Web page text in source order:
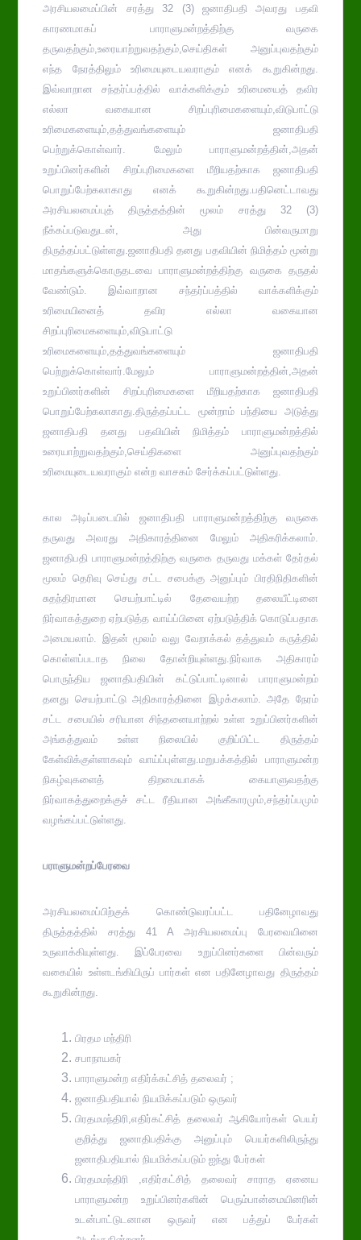
அரசியலமைப்பின் சரத்து 32 (3) ஜனாதிபதி அவரது பதவி
காரணமாகப் பாராளுமன்றத்திற்கு வருகை
தருவதற்கும்,உரையாற்றுவதற்கும்,செய்திகள் அனுப்புவதற்கும்
எந்த நேரத்திலும் உரிமையுடையவராகும் எனக் கூறுகின்றது.
இவ்வாறான சந்தர்ப்பத்தில் வாக்களிக்கும் உரிமையைத் தவிர
எல்லா வகையான சிறப்புரிமைகளையும்,விடுபாட்டு
உரிமைகளையும்,தத்துவங்களையும் ஜனாதிபதி
பெற்றுக்கொள்வார். மேலும் பாராளுமன்றத்தின்,அதன்
உறுப்பினர்களின் சிறப்புரிமைகளை மீறியதற்காக ஜனாதிபதி
பொறுப்பேற்கலாகாது எனக் கூறுகின்றது.பதினெட்டாவது
அரசியலமைப்புத் திருத்தத்தின் மூலம் சரத்து 32 (3)
நீக்கப்படுவதுடன், அது பின்வருமாறு
திருத்தப்பட்டுள்ளது.ஜனாதிபதி தனது பதவியின் நிமித்தம் மூன்று
மாதங்களுக்கொருதடவை பாராளுமன்றத்திற்கு வருகை தருதல்
வேண்டும். இவ்வாறான சந்தர்ப்பத்தில் வாக்களிக்கும்
உரிமையினைத் தவிர எல்லா வகையான
சிறப்புரிமைகளையும்,விடுபாட்டு
உரிமைகளையும்,தத்துவங்களையும் ஜனாதிபதி
பெற்றுக்கொள்வார்.மேலும் பாராளுமன்றத்தின்,அதன்
உறுப்பினர்களின் சிறப்புரிமைகளை மீறியதற்காக ஜனாதிபதி
பொறுப்பேற்கலாகாது.திருத்தப்பட்ட மூன்றாம் பந்தியை அடுத்து
ஜனாதிபதி தனது பதவியின் நிமித்தம் பாராளுமன்றத்தில்
உரையாற்றுவதற்கும்,செய்திகளை அனுப்புவதற்கும்
உரிமையுடையவராகும் என்ற வாசகம் சேர்க்கப்பட்டுள்ளது.
கால அடிப்படையில் ஜனாதிபதி பாராளுமன்றத்திற்கு வருகை
தருவது அவரது அதிகாரத்தினை மேலும் அதிகரிக்கலாம்.
ஜனாதிபதி பாராளுமன்றத்திற்கு வருகை தருவது மக்கள் தேர்தல்
மூலம் தெரிவு செய்து சட்ட சபைக்கு அனுப்பும் பிரதிநிதிகளின்
சுதந்திரமான செயற்பாட்டில் தேவையற்ற தலையீட்டினை
நிர்வாகத்துறை ஏற்படுத்த வாய்ப்பினை ஏற்படுத்திக் கொடுப்பதாக
அமையலாம். இதன் மூலம் வலு வேறாக்கல் தத்துவம் கருத்தில்
கொள்ளப்படாத நிலை தோன்றியுள்ளது.நிர்வாக அதிகாரம்
பொருந்திய ஜனாதிபதியின் கட்டுப்பாட்டினால் பாராளுமன்றம்
தனது செயற்பாட்டு அதிகாரத்தினை இழக்கலாம். அதே நேரம்
சட்ட சபையில் சரியான சிந்தனையாற்றல் உள்ள உறுப்பினர்களின்
அங்கத்துவம் உள்ள நிலையில் குறிப்பிட்ட திருத்தம்
கேள்விக்குள்ளாகவும் வாய்ப்புள்ளது.மறுபக்கத்தில் பாராளுமன்ற
நிகழ்வுகளைத் திறமையாகக் கையாளுவதற்கு
நிர்வாகத்துறைக்குச் சட்ட ரீதியான அங்கீகாரமும்,சந்தர்ப்பமும்
வழங்கப்பட்டுள்ளது.
பராளுமன்றப்பேரவை
அரசியலமைப்பிற்குக் கொண்டுவரப்பட்ட பதினேழாவது
திருத்தத்தில் சரத்து 41 A அரசியலமைப்பு பேரவையினை
உருவாக்கியுள்ளது. இப்பேரவை உறுப்பினர்களை பின்வரும்
வகையில் உள்ளடங்கியிருப் பார்கள் என பதினேழாவது திருத்தம்
கூறுகின்றது.
பிரதம மந்திரி
சபாநாயகர்
பாராளுமன்ற எதிர்க்கட்சித் தலைவர் ;
ஜனாதிபதியால் நியமிக்கப்படும் ஒருவர்
பிரதமமந்திரி,எதிர்கட்சித் தலைவர் ஆகியோர்கள் பெயர்
குறித்து ஜனாதிபதிக்கு அனுப்பும் பெயர்களிலிருந்து
ஜனாதிபதியால் நியமிக்கப்படும் ஐந்து பேர்கள்
பிரதமமந்திரி ,எதிர்கட்சித் தலைவர் சாராத ஏனைய
பாராளுமன்ற உறுப்பினர்களின் பெரும்பான்மையினரின்
உடன்பாட்டுடனான ஒருவர் என பத்துப் பேர்கள்